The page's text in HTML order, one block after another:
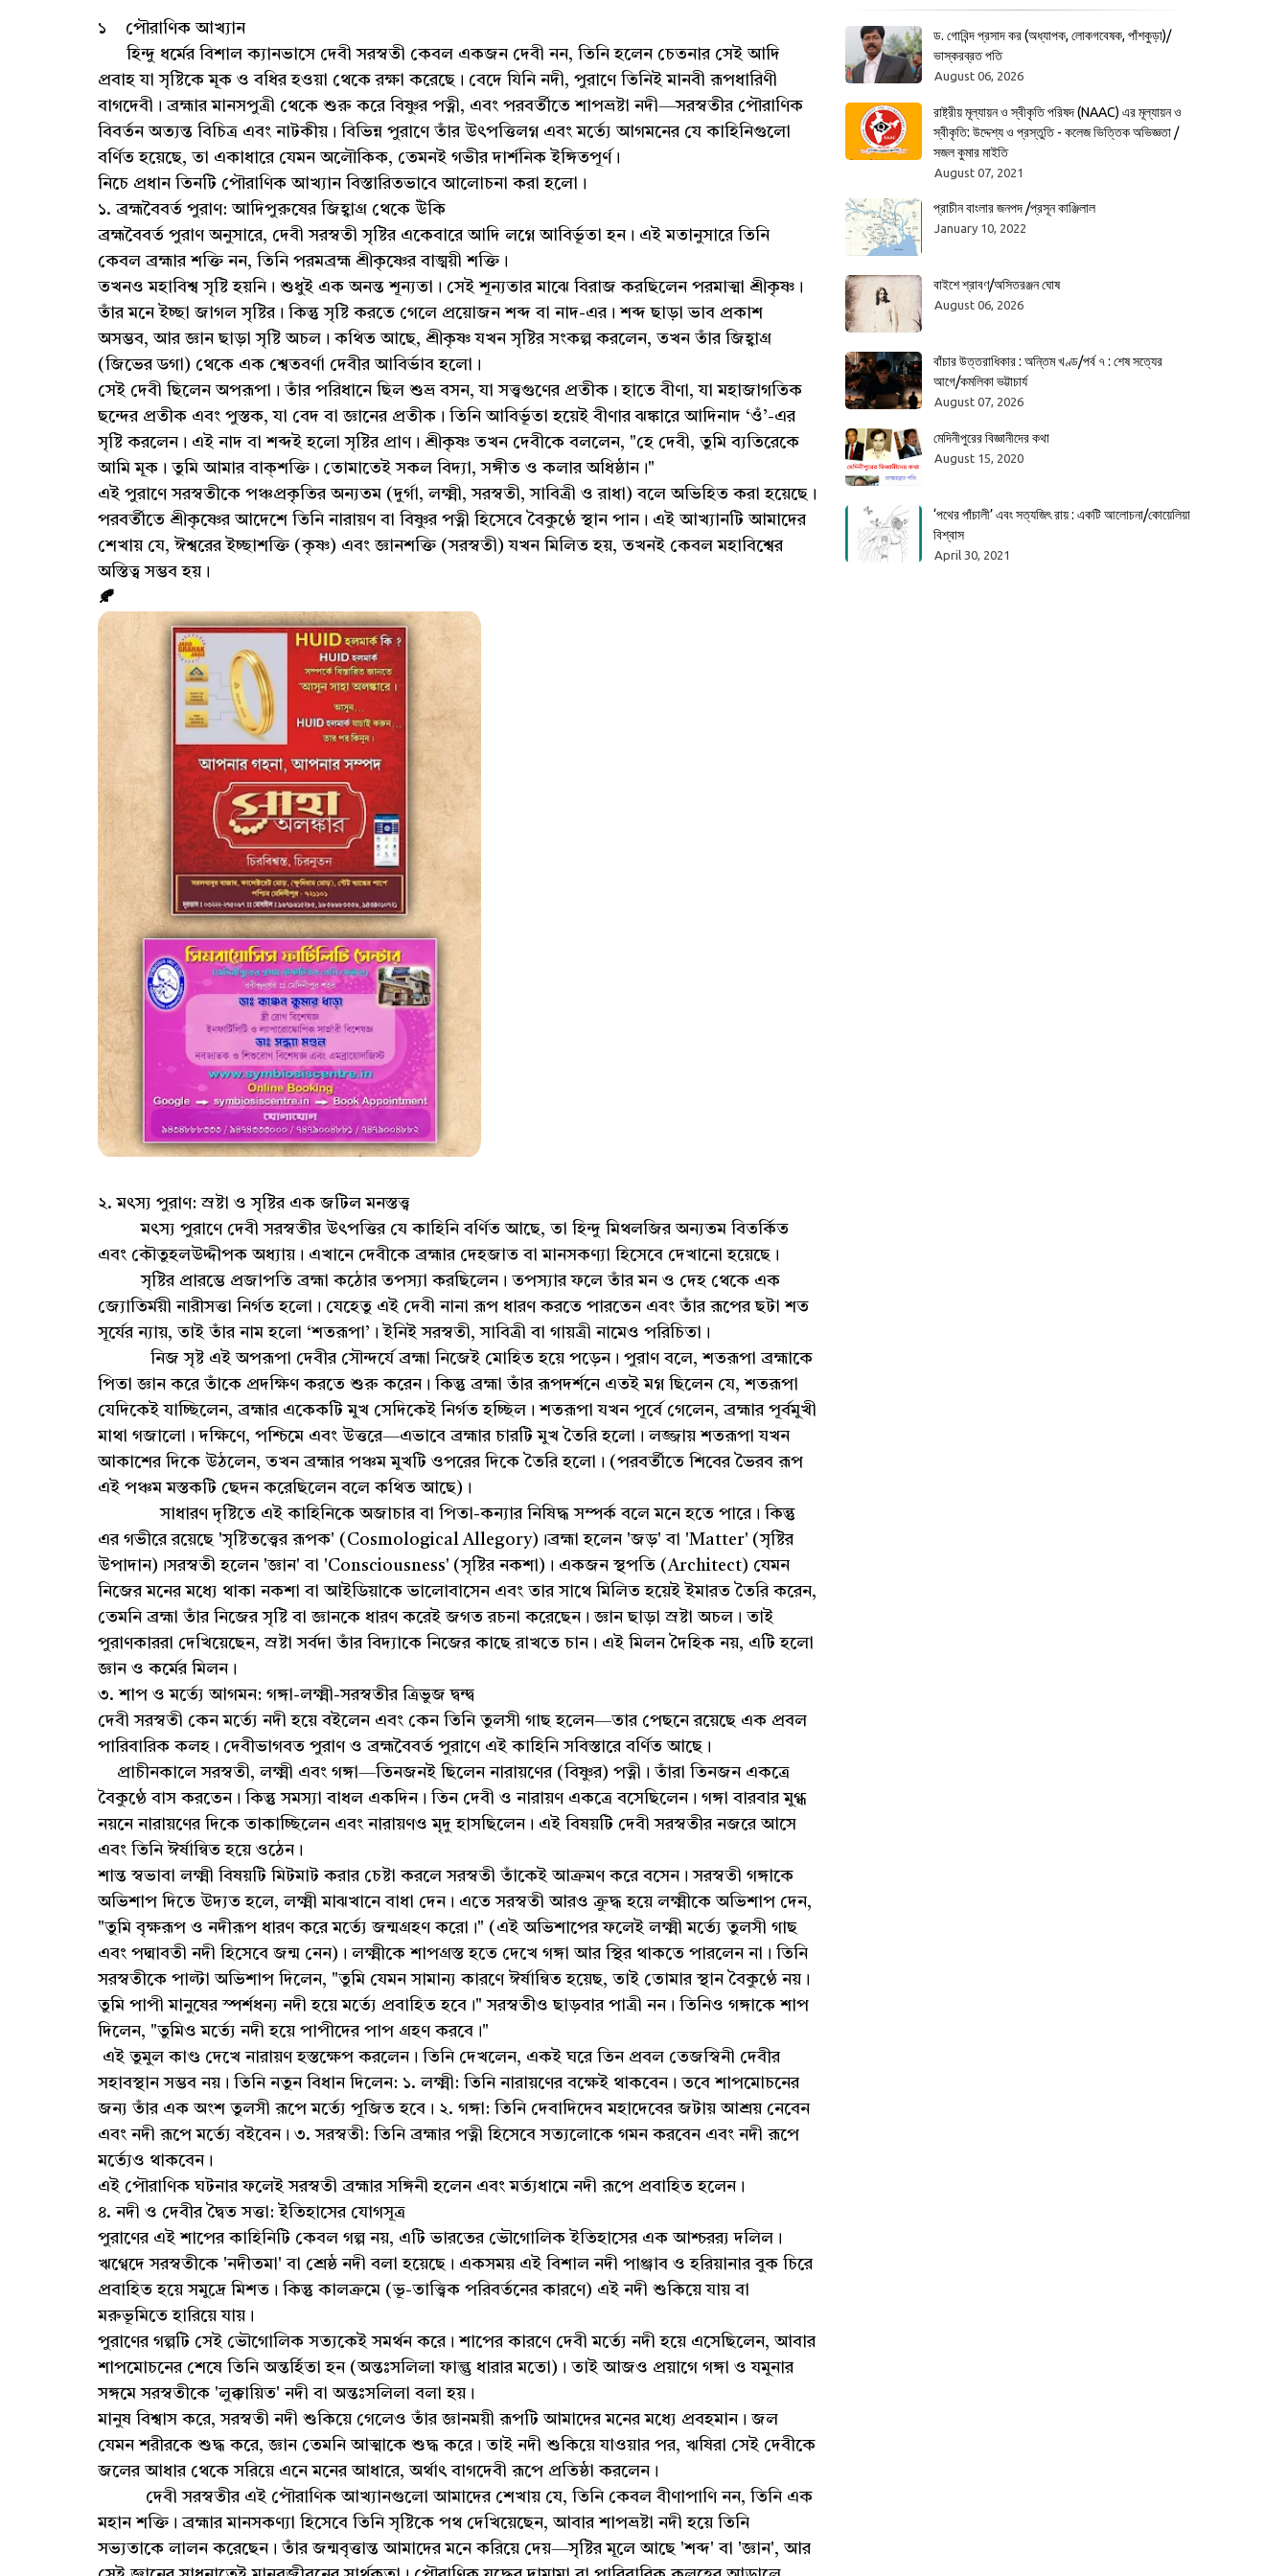
১ পৌরাণিক আখ্যান
হিন্দু ধর্মের বিশাল ক্যানভাসে দেবী সরস্বতী কেবল একজন দেবী নন, তিনি হলেন চেতনার সেই আদি
প্রবাহ যা সৃষ্টিকে মূক ও বধির হওয়া থেকে রক্ষা করেছে। বেদে যিনি নদী, পুরাণে তিনিই মানবী রূপধারিণী
বাগদেবী। ব্রহ্মার মানসপুত্রী থেকে শুরু করে বিষ্ণুর পত্নী, এবং পরবর্তীতে শাপভ্রষ্টা নদী—সরস্বতীর পৌরাণিক
বিবর্তন অত্যন্ত বিচিত্র এবং নাটকীয়। বিভিন্ন পুরাণে তাঁর উৎপত্তিলগ্ন এবং মর্ত্যে আগমনের যে কাহিনিগুলো
বর্ণিত হয়েছে, তা একাধারে যেমন অলৌকিক, তেমনই গভীর দার্শনিক ইঙ্গিতপূর্ণ।
নিচে প্রধান তিনটি পৌরাণিক আখ্যান বিস্তারিতভাবে আলোচনা করা হলো।
১. ব্রহ্মবৈবর্ত পুরাণ: আদিপুরুষের জিহ্বাগ্র থেকে উঁকি
ব্রহ্মবৈবর্ত পুরাণ অনুসারে, দেবী সরস্বতী সৃষ্টির একেবারে আদি লগ্নে আবির্ভূতা হন। এই মতানুসারে তিনি
কেবল ব্রহ্মার শক্তি নন, তিনি পরমব্রহ্ম শ্রীকৃষ্ণের বাঙ্ময়ী শক্তি।
তখনও মহাবিশ্ব সৃষ্টি হয়নি। শুধুই এক অনন্ত শূন্যতা। সেই শূন্যতার মাঝে বিরাজ করছিলেন পরমাত্মা শ্রীকৃষ্ণ।
তাঁর মনে ইচ্ছা জাগল সৃষ্টির। কিন্তু সৃষ্টি করতে গেলে প্রয়োজন শব্দ বা নাদ-এর। শব্দ ছাড়া ভাব প্রকাশ
অসম্ভব, আর জ্ঞান ছাড়া সৃষ্টি অচল। কথিত আছে, শ্রীকৃষ্ণ যখন সৃষ্টির সংকল্প করলেন, তখন তাঁর জিহ্বাগ্র
(জিভের ডগা) থেকে এক শ্বেতবর্ণা দেবীর আবির্ভাব হলো।
সেই দেবী ছিলেন অপরূপা। তাঁর পরিধানে ছিল শুভ্র বসন, যা সত্ত্বগুণের প্রতীক। হাতে বীণা, যা মহাজাগতিক
ছন্দের প্রতীক এবং পুস্তক, যা বেদ বা জ্ঞানের প্রতীক। তিনি আবির্ভূতা হয়েই বীণার ঝঙ্কারে আদিনাদ ‘ওঁ’-এর
সৃষ্টি করলেন। এই নাদ বা শব্দই হলো সৃষ্টির প্রাণ। শ্রীকৃষ্ণ তখন দেবীকে বললেন, "হে দেবী, তুমি ব্যতিরেকে
আমি মূক। তুমি আমার বাক্শক্তি। তোমাতেই সকল বিদ্যা, সঙ্গীত ও কলার অধিষ্ঠান।"
এই পুরাণে সরস্বতীকে পঞ্চপ্রকৃতির অন্যতম (দুর্গা, লক্ষ্মী, সরস্বতী, সাবিত্রী ও রাধা) বলে অভিহিত করা হয়েছে।
পরবর্তীতে শ্রীকৃষ্ণের আদেশে তিনি নারায়ণ বা বিষ্ণুর পত্নী হিসেবে বৈকুণ্ঠে স্থান পান। এই আখ্যানটি আমাদের
শেখায় যে, ঈশ্বরের ইচ্ছাশক্তি (কৃষ্ণ) এবং জ্ঞানশক্তি (সরস্বতী) যখন মিলিত হয়, তখনই কেবল মহাবিশ্বের
অস্তিত্ব সম্ভব হয়।
🍂
২. মৎস্য পুরাণ: স্রষ্টা ও সৃষ্টির এক জটিল মনস্তত্ত্ব
মৎস্য পুরাণে দেবী সরস্বতীর উৎপত্তির যে কাহিনি বর্ণিত আছে, তা হিন্দু মিথলজির অন্যতম বিতর্কিত
এবং কৌতুহলউদ্দীপক অধ্যায়। এখানে দেবীকে ব্রহ্মার দেহজাত বা মানসকণ্যা হিসেবে দেখানো হয়েছে।
সৃষ্টির প্রারম্ভে প্রজাপতি ব্রহ্মা কঠোর তপস্যা করছিলেন। তপস্যার ফলে তাঁর মন ও দেহ থেকে এক
জ্যোতির্ময়ী নারীসত্তা নির্গত হলো। যেহেতু এই দেবী নানা রূপ ধারণ করতে পারতেন এবং তাঁর রূপের ছটা শত
সূর্যের ন্যায়, তাই তাঁর নাম হলো ‘শতরূপা’। ইনিই সরস্বতী, সাবিত্রী বা গায়ত্রী নামেও পরিচিতা।
নিজ সৃষ্ট এই অপরূপা দেবীর সৌন্দর্যে ব্রহ্মা নিজেই মোহিত হয়ে পড়েন। পুরাণ বলে, শতরূপা ব্রহ্মাকে
পিতা জ্ঞান করে তাঁকে প্রদক্ষিণ করতে শুরু করেন। কিন্তু ব্রহ্মা তাঁর রূপদর্শনে এতই মগ্ন ছিলেন যে, শতরূপা
যেদিকেই যাচ্ছিলেন, ব্রহ্মার একেকটি মুখ সেদিকেই নির্গত হচ্ছিল। শতরূপা যখন পূর্বে গেলেন, ব্রহ্মার পূর্বমুখী
মাথা গজালো। দক্ষিণে, পশ্চিমে এবং উত্তরে—এভাবে ব্রহ্মার চারটি মুখ তৈরি হলো। লজ্জায় শতরূপা যখন
আকাশের দিকে উঠলেন, তখন ব্রহ্মার পঞ্চম মুখটি ওপরের দিকে তৈরি হলো। (পরবর্তীতে শিবের ভৈরব রূপ
এই পঞ্চম মস্তকটি ছেদন করেছিলেন বলে কথিত আছে)।
সাধারণ দৃষ্টিতে এই কাহিনিকে অজাচার বা পিতা-কন্যার নিষিদ্ধ সম্পর্ক বলে মনে হতে পারে। কিন্তু
এর গভীরে রয়েছে 'সৃষ্টিতত্ত্বের রূপক' (Cosmological Allegory)।ব্রহ্মা হলেন 'জড়' বা 'Matter' (সৃষ্টির
উপাদান)।সরস্বতী হলেন 'জ্ঞান' বা 'Consciousness' (সৃষ্টির নকশা)। একজন স্থপতি (Architect) যেমন
নিজের মনের মধ্যে থাকা নকশা বা আইডিয়াকে ভালোবাসেন এবং তার সাথে মিলিত হয়েই ইমারত তৈরি করেন,
তেমনি ব্রহ্মা তাঁর নিজের সৃষ্টি বা জ্ঞানকে ধারণ করেই জগত রচনা করেছেন। জ্ঞান ছাড়া স্রষ্টা অচল। তাই
পুরাণকাররা দেখিয়েছেন, স্রষ্টা সর্বদা তাঁর বিদ্যাকে নিজের কাছে রাখতে চান। এই মিলন দৈহিক নয়, এটি হলো
জ্ঞান ও কর্মের মিলন।
৩. শাপ ও মর্ত্যে আগমন: গঙ্গা-লক্ষ্মী-সরস্বতীর ত্রিভুজ দ্বন্দ্ব
দেবী সরস্বতী কেন মর্ত্যে নদী হয়ে বইলেন এবং কেন তিনি তুলসী গাছ হলেন—তার পেছনে রয়েছে এক প্রবল
পারিবারিক কলহ। দেবীভাগবত পুরাণ ও ব্রহ্মবৈবর্ত পুরাণে এই কাহিনি সবিস্তারে বর্ণিত আছে।
প্রাচীনকালে সরস্বতী, লক্ষ্মী এবং গঙ্গা—তিনজনই ছিলেন নারায়ণের (বিষ্ণুর) পত্নী। তাঁরা তিনজন একত্রে
বৈকুণ্ঠে বাস করতেন। কিন্তু সমস্যা বাধল একদিন। তিন দেবী ও নারায়ণ একত্রে বসেছিলেন। গঙ্গা বারবার মুগ্ধ
নয়নে নারায়ণের দিকে তাকাচ্ছিলেন এবং নারায়ণও মৃদু হাসছিলেন। এই বিষয়টি দেবী সরস্বতীর নজরে আসে
এবং তিনি ঈর্ষান্বিত হয়ে ওঠেন।
শান্ত স্বভাবা লক্ষ্মী বিষয়টি মিটমাট করার চেষ্টা করলে সরস্বতী তাঁকেই আক্রমণ করে বসেন। সরস্বতী গঙ্গাকে
অভিশাপ দিতে উদ্যত হলে, লক্ষ্মী মাঝখানে বাধা দেন। এতে সরস্বতী আরও ক্রুদ্ধ হয়ে লক্ষ্মীকে অভিশাপ দেন,
"তুমি বৃক্ষরূপ ও নদীরূপ ধারণ করে মর্ত্যে জন্মগ্রহণ করো।" (এই অভিশাপের ফলেই লক্ষ্মী মর্ত্যে তুলসী গাছ
এবং পদ্মাবতী নদী হিসেবে জন্ম নেন)। লক্ষ্মীকে শাপগ্রস্ত হতে দেখে গঙ্গা আর স্থির থাকতে পারলেন না। তিনি
সরস্বতীকে পাল্টা অভিশাপ দিলেন, "তুমি যেমন সামান্য কারণে ঈর্ষান্বিত হয়েছ, তাই তোমার স্থান বৈকুণ্ঠে নয়।
তুমি পাপী মানুষের স্পর্শধন্য নদী হয়ে মর্ত্যে প্রবাহিত হবে।" সরস্বতীও ছাড়বার পাত্রী নন। তিনিও গঙ্গাকে শাপ
দিলেন, "তুমিও মর্ত্যে নদী হয়ে পাপীদের পাপ গ্রহণ করবে।"
এই তুমুল কাণ্ড দেখে নারায়ণ হস্তক্ষেপ করলেন। তিনি দেখলেন, একই ঘরে তিন প্রবল তেজস্বিনী দেবীর
সহাবস্থান সম্ভব নয়। তিনি নতুন বিধান দিলেন: ১. লক্ষ্মী: তিনি নারায়ণের বক্ষেই থাকবেন। তবে শাপমোচনের
জন্য তাঁর এক অংশ তুলসী রূপে মর্ত্যে পূজিত হবে। ২. গঙ্গা: তিনি দেবাদিদেব মহাদেবের জটায় আশ্রয় নেবেন
এবং নদী রূপে মর্ত্যে বইবেন। ৩. সরস্বতী: তিনি ব্রহ্মার পত্নী হিসেবে সত্যলোকে গমন করবেন এবং নদী রূপে
মর্ত্যেও থাকবেন।
এই পৌরাণিক ঘটনার ফলেই সরস্বতী ব্রহ্মার সঙ্গিনী হলেন এবং মর্ত্যধামে নদী রূপে প্রবাহিত হলেন।
৪. নদী ও দেবীর দ্বৈত সত্তা: ইতিহাসের যোগসূত্র
পুরাণের এই শাপের কাহিনিটি কেবল গল্প নয়, এটি ভারতের ভৌগোলিক ইতিহাসের এক আশ্চরর‍্য দলিল।
ঋগ্বেদে সরস্বতীকে 'নদীতমা' বা শ্রেষ্ঠ নদী বলা হয়েছে। একসময় এই বিশাল নদী পাঞ্জাব ও হরিয়ানার বুক চিরে
প্রবাহিত হয়ে সমুদ্রে মিশত। কিন্তু কালক্রমে (ভূ-তাত্ত্বিক পরিবর্তনের কারণে) এই নদী শুকিয়ে যায় বা
মরুভূমিতে হারিয়ে যায়।
পুরাণের গল্পটি সেই ভৌগোলিক সত্যকেই সমর্থন করে। শাপের কারণে দেবী মর্ত্যে নদী হয়ে এসেছিলেন, আবার
শাপমোচনের শেষে তিনি অন্তর্হিতা হন (অন্তঃসলিলা ফাল্গু ধারার মতো)। তাই আজও প্রয়াগে গঙ্গা ও যমুনার
সঙ্গমে সরস্বতীকে 'লুক্কায়িত' নদী বা অন্তঃসলিলা বলা হয়।
মানুষ বিশ্বাস করে, সরস্বতী নদী শুকিয়ে গেলেও তাঁর জ্ঞানময়ী রূপটি আমাদের মনের মধ্যে প্রবহমান। জল
যেমন শরীরকে শুদ্ধ করে, জ্ঞান তেমনি আত্মাকে শুদ্ধ করে। তাই নদী শুকিয়ে যাওয়ার পর, ঋষিরা সেই দেবীকে
জলের আধার থেকে সরিয়ে এনে মনের আধারে, অর্থাৎ বাগদেবী রূপে প্রতিষ্ঠা করলেন।
দেবী সরস্বতীর এই পৌরাণিক আখ্যানগুলো আমাদের শেখায় যে, তিনি কেবল বীণাপাণি নন, তিনি এক
মহান শক্তি। ব্রহ্মার মানসকণ্যা হিসেবে তিনি সৃষ্টিকে পথ দেখিয়েছেন, আবার শাপভ্রষ্টা নদী হয়ে তিনি
সভ্যতাকে লালন করেছেন। তাঁর জন্মবৃত্তান্ত আমাদের মনে করিয়ে দেয়—সৃষ্টির মূলে আছে 'শব্দ' বা 'জ্ঞান', আর
ড. গোবিন্দ প্রসাদ কর (অধ্যাপক, লোকগবেষক, পাঁশকুড়া)/
ভাস্করব্রত পতি
August 06, 2026
রাষ্ট্রীয় মূল্যায়ন ও স্বীকৃতি পরিষদ (NAAC) এর মূল্যায়ন ও
স্বীকৃতি: উদ্দেশ্য ও প্রস্তুতি - কলেজ ভিত্তিক অভিজ্ঞতা /
সজল কুমার মাইতি
August 07, 2021
প্রাচীন বাংলার জনপদ /প্রসূন কাঞ্জিলাল
January 10, 2022
বাইশে শ্রাবণ/অসিতরঞ্জন ঘোষ
August 06, 2026
বাঁচার উত্তরাধিকার : অন্তিম খণ্ড/পর্ব ৭ : শেষ সত্যের
আগে/কমলিকা ভট্টাচার্য
August 07, 2026
মেদিনীপুরের বিজ্ঞানীদের কথা
August 15, 2020
‘পথের পাঁচালী’ এবং সত্যজিৎ রায় : একটি আলোচনা/কোয়েলিয়া
বিশ্বাস
April 30, 2021